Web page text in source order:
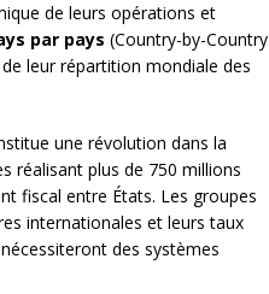
de leurs opérations et
par pays (Country-by-Country
leur répartition mondiale des
une révolution dans la
réalisant plus de 750 millions
fiscal entre États. Les groupes
internationales et leurs taux
des systèmes